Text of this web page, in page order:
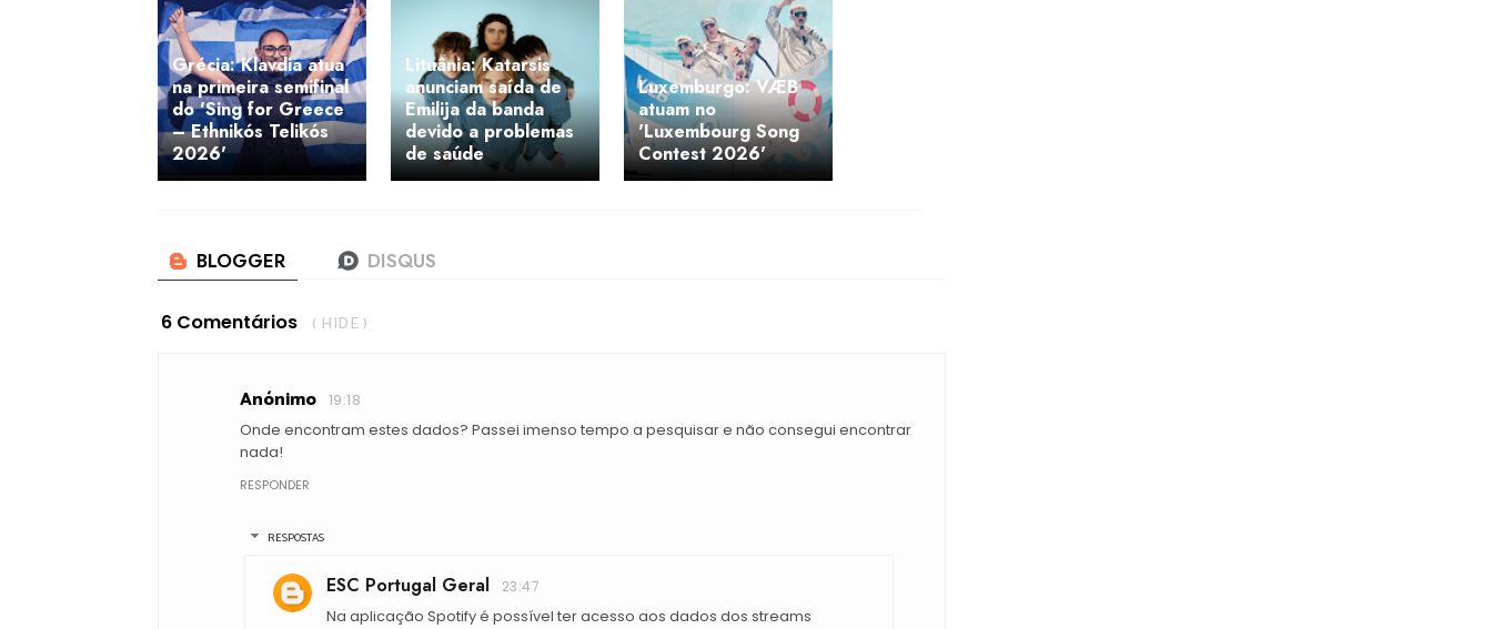
Grécia: Klavdia atua
na primeira semifinal
do 'Sing for Greece
– Ethnikós Telikós
2026'
Lituânia: Katarsis
anunciam saída de
Emilija da banda
devido a problemas
de saúde
Luxemburgo: VÆB
atuam no
'Luxembourg Song
Contest 2026'
6 Comentários ( HIDE )
Anónimo 19:18
Onde encontram estes dados? Passei imenso tempo a pesquisar e não consegui encontrar
nada!
RESPONDER
RESPOSTAS
ESC Portugal Geral 23:47
Na aplicação Spotify é possível ter acesso aos dados dos streams